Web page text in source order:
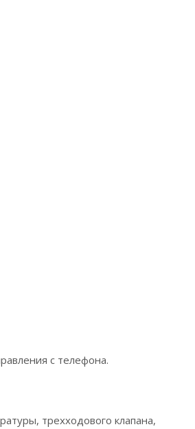
с телефона.
трехходового клапана,